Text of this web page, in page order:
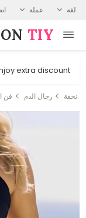
لغة عملة
TIY
extra discount
نحفة رجال الدم فن